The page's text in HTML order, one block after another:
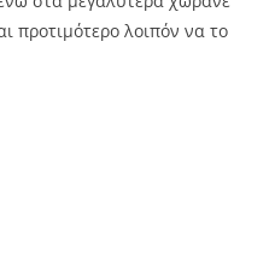
προτιμότερο λοιπόν να το